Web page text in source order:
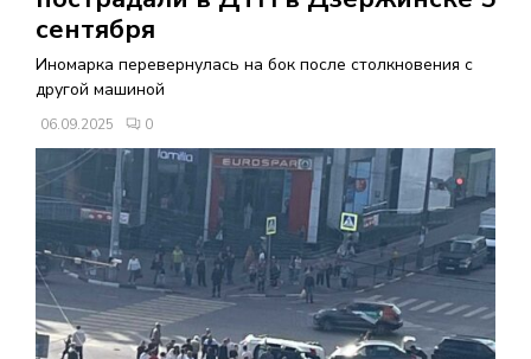
В
Н
О
Е
М
Е
сентября
Иномарка перевернулась на бок после столкновения с
другой машиной
06.09.2025 0